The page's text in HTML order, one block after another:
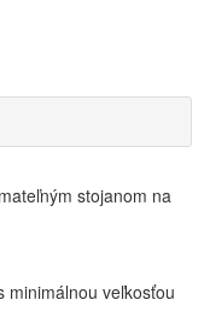
stojanom na
minimálnou veľkosťou